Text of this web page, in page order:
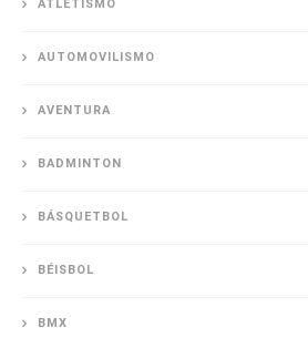
ATLETISMO
AUTOMOVILISMO
AVENTURA
BADMINTON
BÁSQUETBOL
BÉISBOL
BMX